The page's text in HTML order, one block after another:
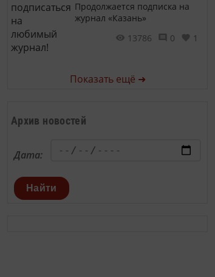
Продолжается подписка на
журнал «Казань»
13786
0 1
Показать ещё ➜
Архив новостей
Дата:
Найти